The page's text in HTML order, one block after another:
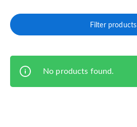
Filter products
No products found.